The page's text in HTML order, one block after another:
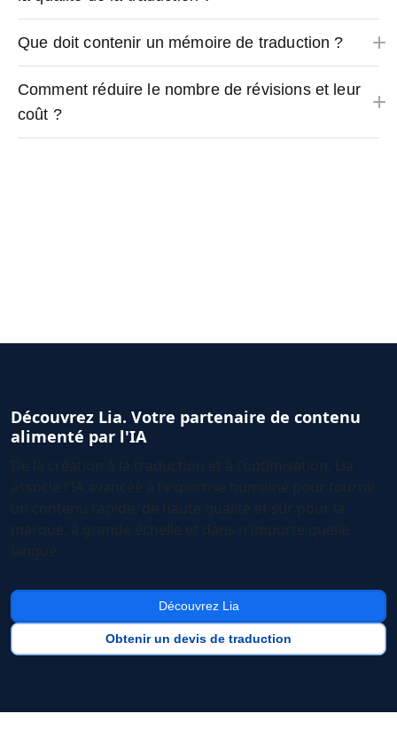
Que doit contenir un mémoire de traduction ?
Comment réduire le nombre de révisions et leur
coût ?
Découvrez Lia. Votre partenaire de contenu
alimenté par l'IA
Découvrez Lia
Obtenir un devis de traduction